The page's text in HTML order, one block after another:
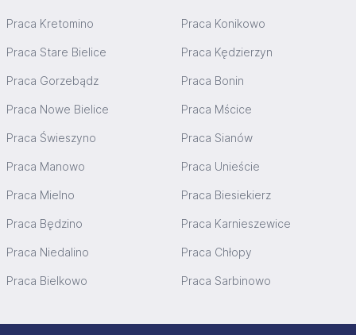
Praca Kretomino Praca Konikowo
Praca Stare Bielice Praca Kędzierzyn
Praca Gorzebądz Praca Bonin
Praca Nowe Bielice Praca Mścice
Praca Świeszyno Praca Sianów
Praca Manowo Praca Unieście
Praca Mielno Praca Biesiekierz
Praca Będzino Praca Karnieszewice
Praca Niedalino Praca Chłopy
Praca Bielkowo Praca Sarbinowo